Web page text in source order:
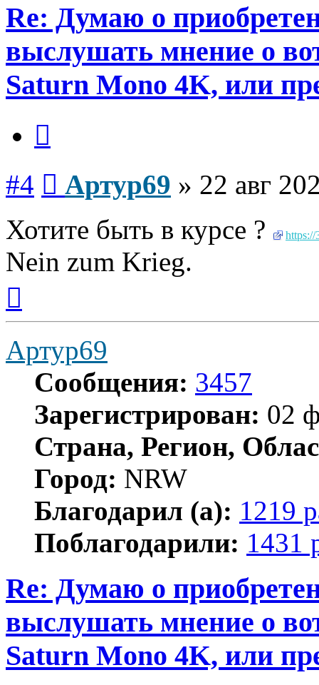
Re: Думаю о
выслушать мнение о
Saturn Mono 4K, или
#4 Артур69 » 22 авг
Хотите быть в курсе ?
https://
Nein zum Krieg.
началу
Артур69
Сообщения: 3457
Зарегистрирован: 02
Страна, Регион,
Город: NRW
Благодарил (а): 1219
Поблагодарили: 1431
Re: Думаю о
выслушать мнение о
Saturn Mono 4K, или